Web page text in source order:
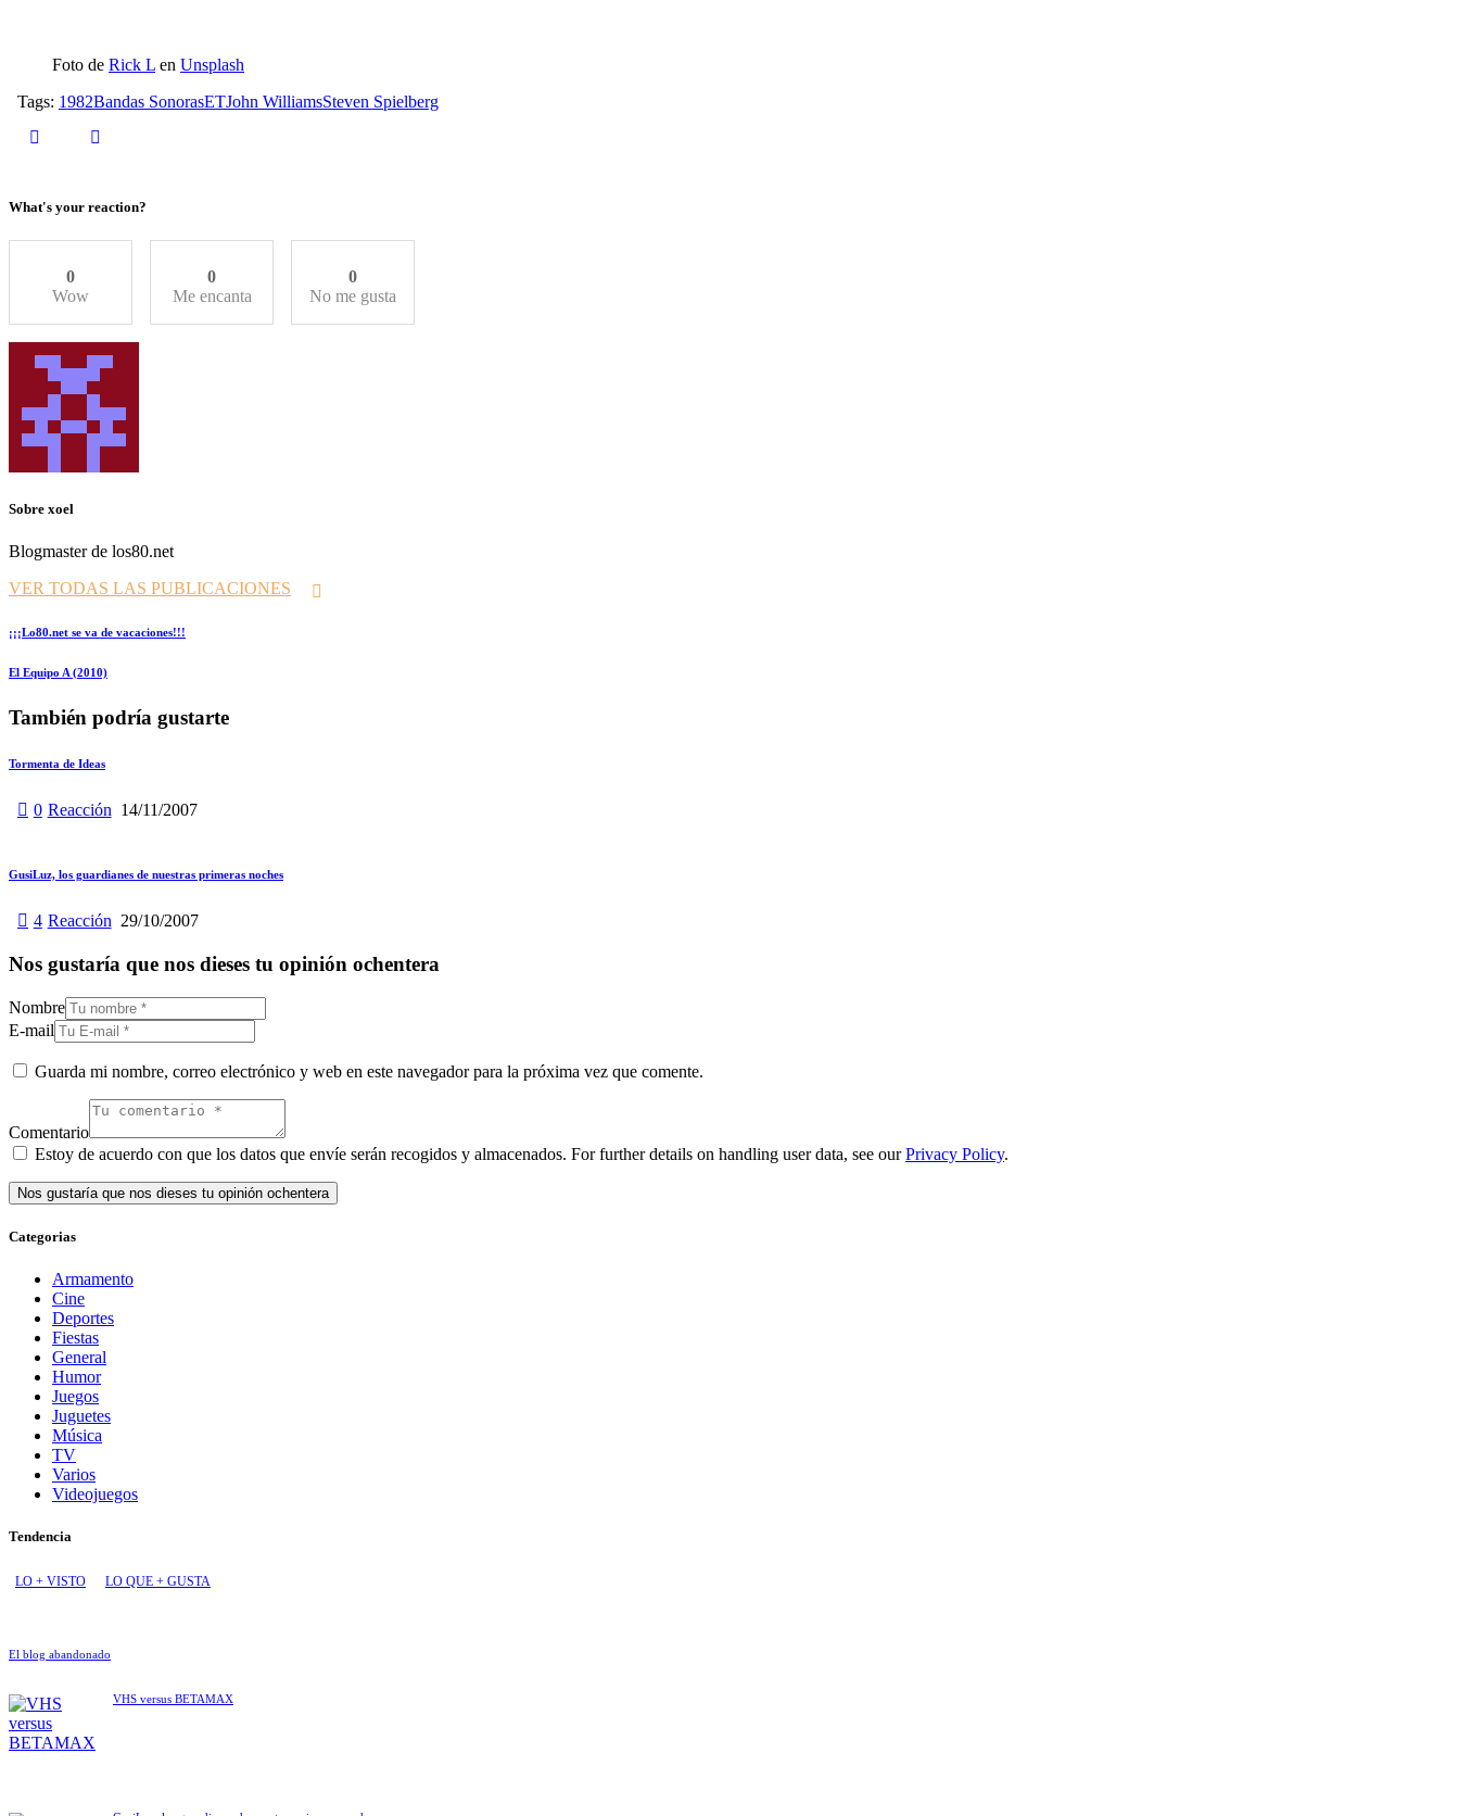
Foto de Rick L en Unsplash
Tags: 1982Bandas SonorasETJohn WilliamsSteven Spielberg
What's your reaction?
0
Wow
0
Me encanta
0
No me gusta
Sobre xoel
Blogmaster de los80.net
VER TODAS LAS PUBLICACIONES
Navegación
de
Prev
¡¡¡Lo80.net se va de vacaciones!!!
Siguiente
El Equipo A (2010)
También podría gustarte
Tormenta de Ideas
0 Reacción 14/11/2007
GusiLuz, los guardianes de nuestras primeras noches
4 Reacción 29/10/2007
Nos gustaría que nos dieses tu opinión ochentera
Nombre
E-mail
Guarda mi nombre, correo electrónico y web en este navegador para la próxima vez que comente.
Comentario
Estoy de acuerdo con que los datos que envíe serán recogidos y almacenados. For further details on handling user data, see ourPrivacy Policy.
Categorias
Armamento
Cine
Deportes
Fiestas
General
Humor
Juegos
Juguetes
Música
TV
Varios
Videojuegos
Tendencia
LO + VISTO LO QUE + GUSTA
El blog abandonado
VHS versus BETAMAX